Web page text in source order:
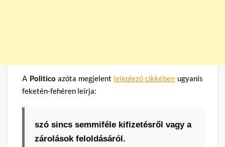
A Politico azóta megjelent leleplező cikkében ugyanis
feketén-fehéren leírja:
szó sincs semmiféle kifizetésről vagy a
zárolások feloldásáról.